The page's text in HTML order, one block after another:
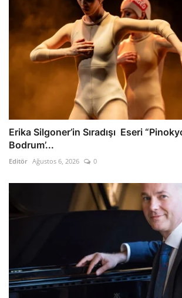
Erika Silgoner’in Sıradışı Eseri
Bodrum’...
Editör Ağustos 6, 2026 0